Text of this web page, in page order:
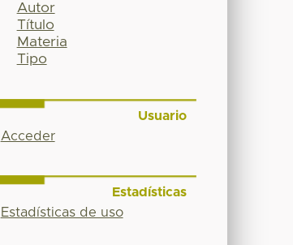
Autor
Título
Materia
Tipo
Usuario
Acceder
Estadísticas
Estadísticas de uso